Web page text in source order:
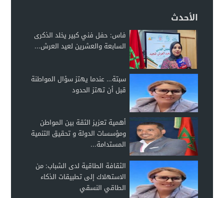
الأحدث
فاس: حفل فني كبير يخلد الذكرى
السابعة والعشرين لعيد العرش...
سبتة… عندما يهتز سؤال المواطنة
قبل أن تهتز الحدود
أهمية تعزيز الثقة بين المواطن
ومؤسسات الدولة و تحقيق التنمية
المستدامة...
الثقافة الطاقية لدى الشباب: من
الاستهلاك إلى تطبيقات الذكاء
الطاقي النسقي